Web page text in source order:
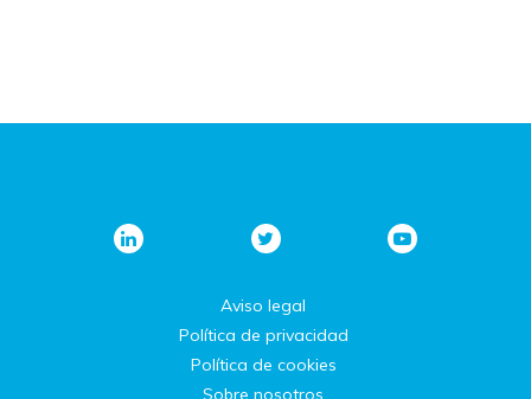
Aviso legal
Política de privacidad
Política de cookies
Sobre nosotros